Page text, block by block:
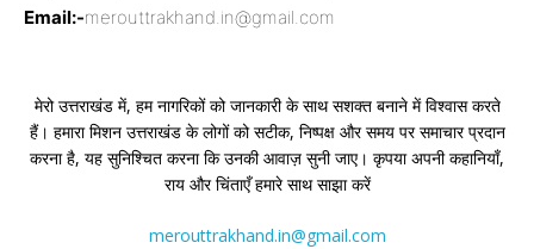
Email:-merouttrakhand.in@gmail.com
मेरो उत्तराखंड में, हम नागरिकों को जानकारी के साथ सशक्त बनाने में विश्वास करते
हैं। हमारा मिशन उत्तराखंड के लोगों को सटीक, निष्पक्ष और समय पर समाचार प्रदान
करना है, यह सुनिश्चित करना कि उनकी आवाज़ सुनी जाए। कृपया अपनी कहानियाँ,
राय और चिंताएँ हमारे साथ साझा करें
merouttrakhand.in@gmail.com